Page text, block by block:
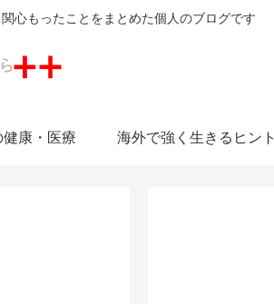
心もったことをまとめた個人のブログです
康・医療 海外で強く生きるヒント